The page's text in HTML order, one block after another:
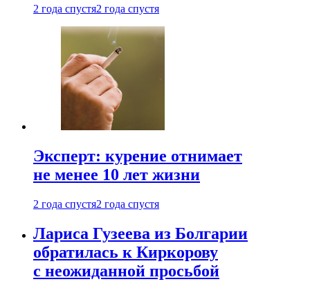
2 года спустя2 года спустя
Эксперт: курение отнимает
не менее 10 лет жизни
2 года спустя2 года спустя
Лариса Гузеева из Болгарии
обратилась к Киркорову
с неожиданной просьбой